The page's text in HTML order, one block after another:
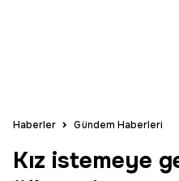
Haberler Gündem Haberleri
Kız istemeye